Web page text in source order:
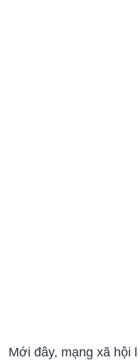
Mới đây, mạng xã hội